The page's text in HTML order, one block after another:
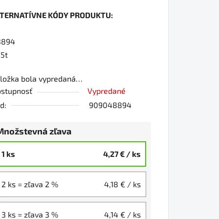
KÓDY PRODUKTU:
bola vypredaná…
Vypredané
909048894
zľava
1 ks 4,27 € / ks
2 ks = zľava 2 % 4,18 € / ks
3 ks = zľava 3 % 4,14 € / ks